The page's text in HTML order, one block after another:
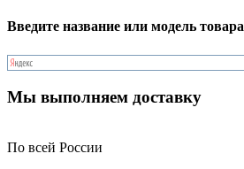
Введите название или модель товара
Мы выполняем доставку
По всей России